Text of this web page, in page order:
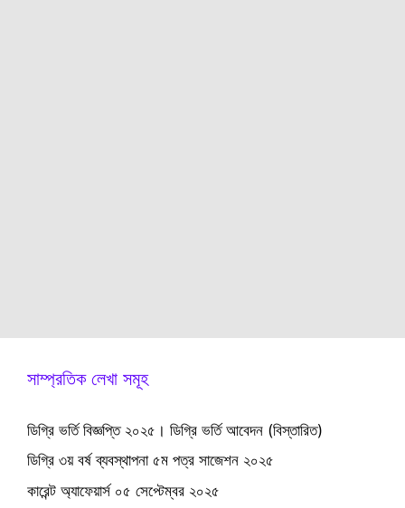
সাম্প্রতিক লেখা সমূহ
ডিগ্রি ভর্তি বিজ্ঞপ্তি ২০২৫। ডিগ্রি ভর্তি আবেদন (বিস্তারিত)
ডিগ্রি ৩য় বর্ষ ব্যবস্থাপনা ৫ম পত্র সাজেশন ২০২৫
কারেন্ট অ্যাফেয়ার্স ০৫ সেপ্টেম্বর ২০২৫